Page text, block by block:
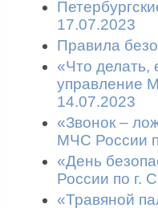
17.07.2023
Правила
«Что делать,
управление
14.07.2023
«Звонок –
МЧС России
«День
России по г.
«Травяной